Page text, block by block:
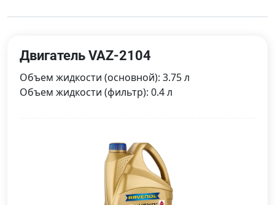
Двигатель VAZ-2104
Объем жидкости (основной): 3.75 л
Объем жидкости (фильтр): 0.4 л